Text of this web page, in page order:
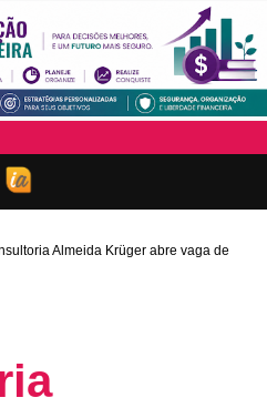
Almeida Krüger abre vaga de